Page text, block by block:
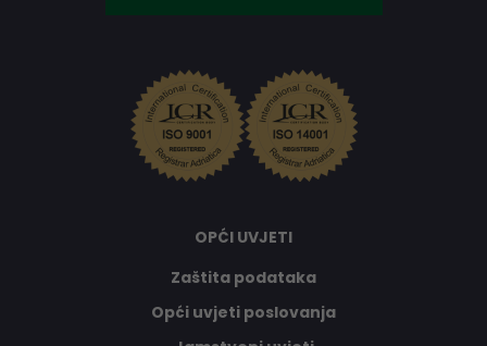
OPĆI UVJETI
Zaštita podataka
Opći uvjeti poslovanja